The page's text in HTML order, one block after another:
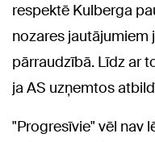
respektē Kulberga
nozares jautājumiem
pārraudzībā. Līdz ar
ja AS uzņemtos
"Progresīvie" vēl nav